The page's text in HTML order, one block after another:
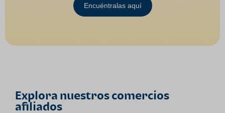
Encuéntralas aquí
Explora nuestros comercios
afiliados